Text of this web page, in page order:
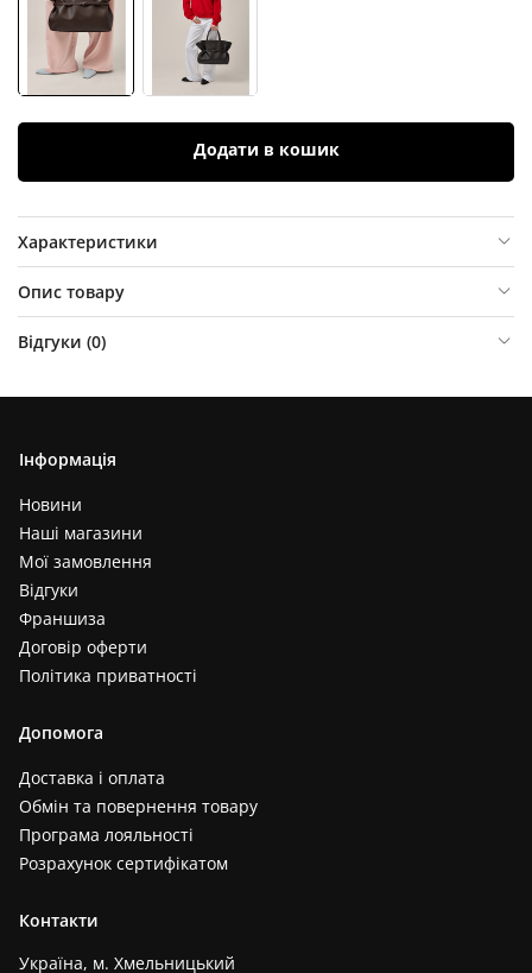
Додати в кошик
Характеристики
Опис товару
Відгуки (0)
Інформація
Новини
Наші магазини
Мої замовлення
Відгуки
Франшиза
Договір оферти
Політика приватності
Допомога
Доставка і оплата
Обмін та повернення товару
Програма лояльності
Розрахунок сертифікатом
Контакти
Україна, м. Хмельницький